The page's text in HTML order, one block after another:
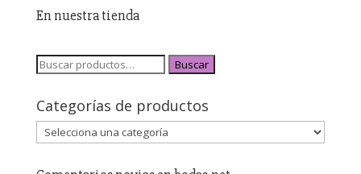
En nuestra tienda
Buscar
Categorías de productos